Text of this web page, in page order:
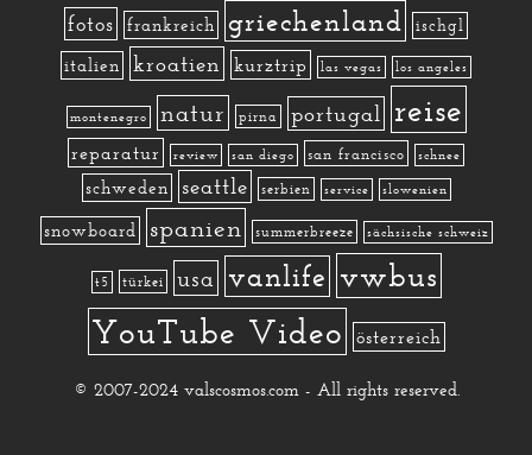
fotos frankreich griechenland ischgl
italien kroatien kurztrip las vegas los angeles
montenegro natur pirna portugal reise
reparatur review san diego san francisco schnee
schweden seattle serbien service slowenien
snowboard spanien summerbreeze sächsische schweiz
t5 türkei usa vanlife vwbus
YouTube Video österreich
© 2007-2024 valscosmos.com - All rights reserved.